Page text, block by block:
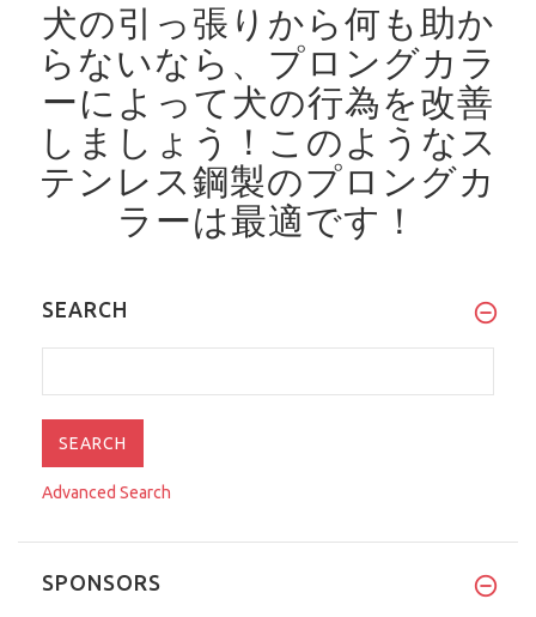
犬の引っ張りから何も助か
らないなら、プロングカラ
ーによって犬の行為を改善
しましょう！ このようなス
テンレス鋼製のプロングカ
ラーは最適です！
SEARCH
Advanced Search
SPONSORS